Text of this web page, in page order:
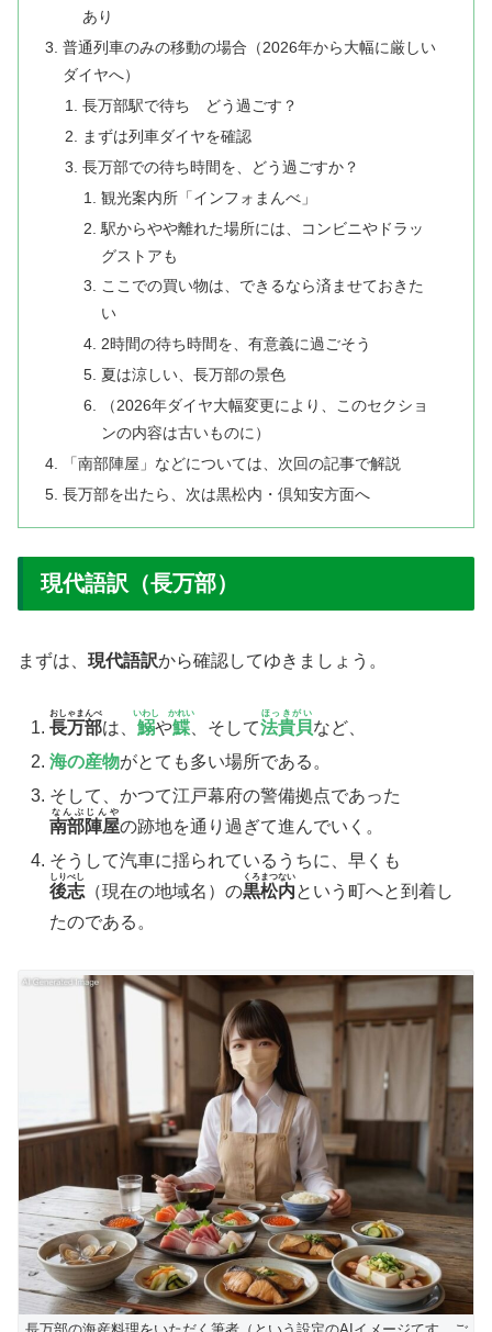
あり
普通列車のみの移動の場合（2026年から大幅に厳しい
ダイヤへ）
長万部駅で待ち どう過ごす？
まずは列車ダイヤを確認
長万部での待ち時間を、どう過ごすか？
観光案内所「インフォまんべ」
駅からやや離れた場所には、コンビニやドラッ
グストアも
ここでの買い物は、できるなら済ませておきた
い
2時間の待ち時間を、有意義に過ごそう
夏は涼しい、長万部の景色
（2026年ダイヤ大幅変更により、このセクショ
ンの内容は古いものに）
「南部陣屋」などについては、次回の記事で解説
長万部を出たら、次は黒松内・倶知安方面へ
現代語訳（長万部）
まずは、 現代語訳から確認してゆきましょう。
長万部
おしゃまんべ
は、鰯
いわし
や鰈
かれい
、そして法貴貝
ほっきがい
など、
海の産物がとても多い場所である。
​そして、かつて江戸幕府の警備拠点であった
南部陣屋
なんぶじんや
の跡地を通り過ぎて進んでいく。
​そうして汽車に揺られているうちに、早くも
後志
しりべし
（現在の地域名）の黒松内
くろまつない
という町へと到着し
たのである。